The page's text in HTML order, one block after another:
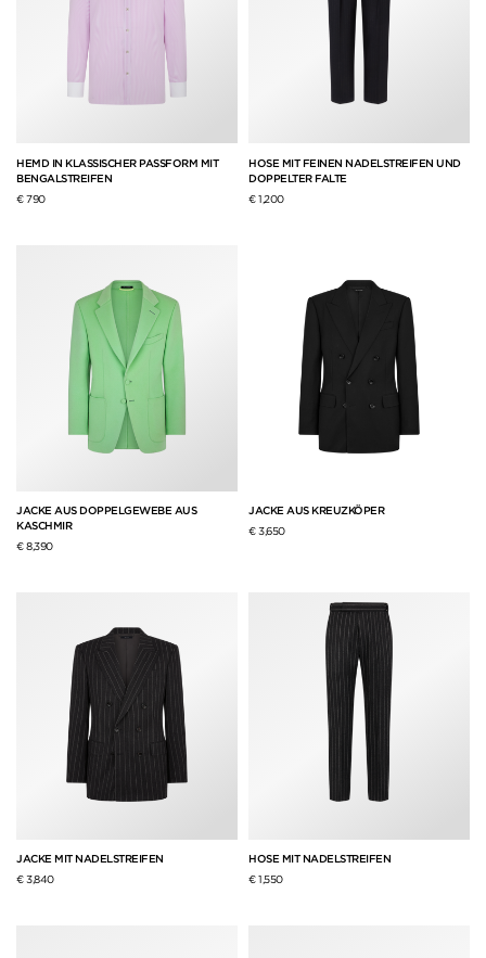
HEMD IN KLASSISCHER PASSFORM MIT
BENGALSTREIFEN
€ 790
HOSE MIT FEINEN NADELSTREIFEN UND
DOPPELTER FALTE
€ 1,200
JACKE AUS DOPPELGEWEBE AUS
KASCHMIR
€ 8,390
JACKE AUS KREUZKÖPER
€ 3,650
JACKE MIT NADELSTREIFEN
€ 3,840
HOSE MIT NADELSTREIFEN
€ 1,550